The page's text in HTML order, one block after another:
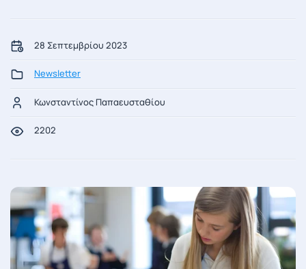
28 Σεπτεμβρίου 2023
Newsletter
Κωνσταντίνος Παπαευσταθίου
2202